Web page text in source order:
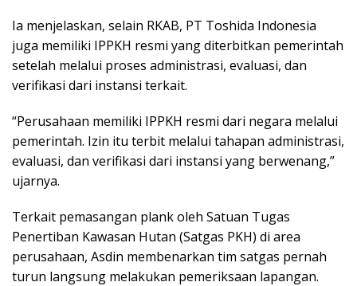
Ia menjelaskan, selain RKAB, PT Toshida Indonesia
juga memiliki IPPKH resmi yang diterbitkan pemerintah
setelah melalui proses administrasi, evaluasi, dan
verifikasi dari instansi terkait.
“Perusahaan memiliki IPPKH resmi dari negara melalui
pemerintah. Izin itu terbit melalui tahapan administrasi,
evaluasi, dan verifikasi dari instansi yang berwenang,”
ujarnya.
Terkait pemasangan plank oleh Satuan Tugas
Penertiban Kawasan Hutan (Satgas PKH) di area
perusahaan, Asdin membenarkan tim satgas pernah
turun langsung melakukan pemeriksaan lapangan.